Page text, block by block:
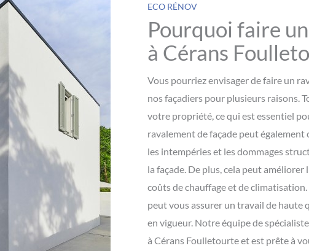
ECO RÉNOV
Pourquoi faire
à Cérans
Vous pourriez envisager de faire un
nos façadiers pour plusieurs raisons.
votre propriété, ce qui est essentiel
ravalement de façade peut
les intempéries et les dommages
la façade. De plus, cela peut
coûts de chauffage et de
peut vous assurer un travail de
en vigueur. Notre équipe de
à Cérans Foulletourte et est prête à